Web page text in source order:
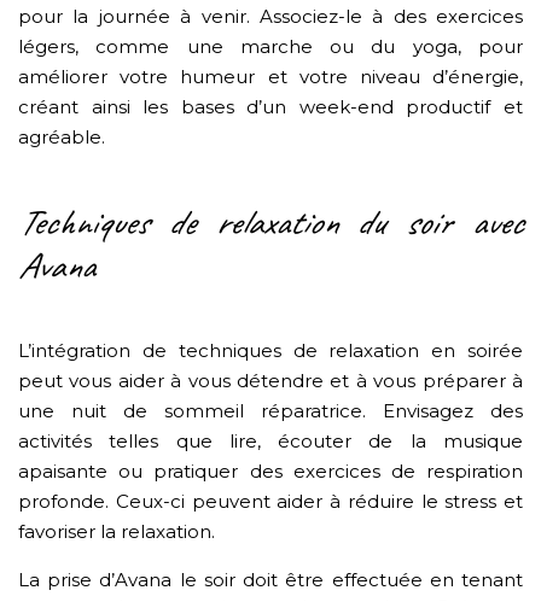
pour la journée à venir. Associez-le à des exercices
légers, comme une marche ou du yoga, pour
améliorer votre humeur et votre niveau d’énergie,
créant ainsi les bases d’un week-end productif et
agréable.
Techniques de relaxation du soir avec
Avana
L’intégration de techniques de relaxation en soirée
peut vous aider à vous détendre et à vous préparer à
une nuit de sommeil réparatrice. Envisagez des
activités telles que lire, écouter de la musique
apaisante ou pratiquer des exercices de respiration
profonde. Ceux-ci peuvent aider à réduire le stress et
favoriser la relaxation.
La prise d’Avana le soir doit être effectuée en tenant